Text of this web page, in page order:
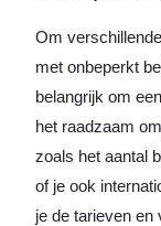
Om
met onbeperkt
belangrijk om
het raadzaam
zoals het aantal
of je ook
je de tarieven en